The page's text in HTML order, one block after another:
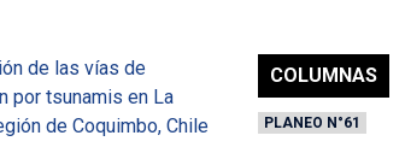
COLUMNAS
PLANEO N°61